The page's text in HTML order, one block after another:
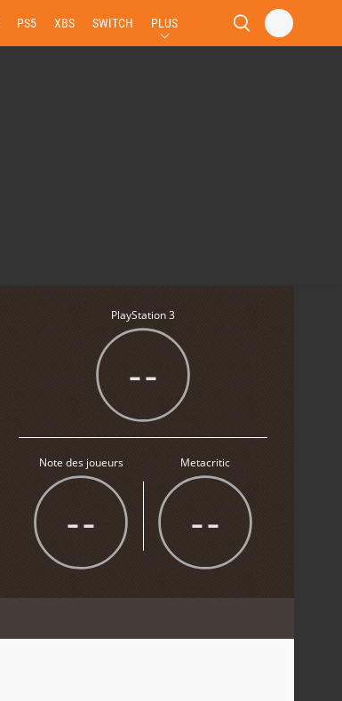
PS5 XBS SWITCH PLUS
PlayStation 3
--
Note des joueurs
--
Metacritic
--